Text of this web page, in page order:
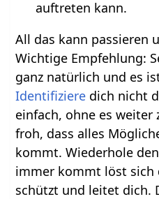
auftreten kann.
All das kann passieren
Wichtige Empfehlung:
ganz natürlich und es
Identifiziere dich nicht
einfach, ohne es weiter
froh, dass alles
kommt. Wiederhole
immer kommt löst sich
schützt und leitet dich.